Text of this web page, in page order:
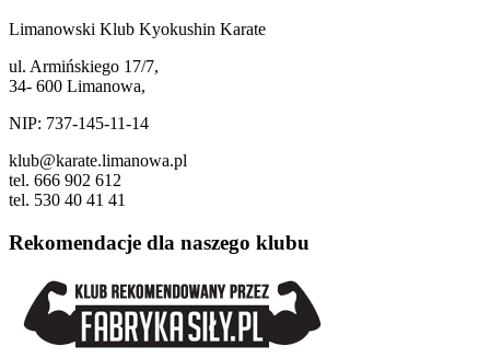
Limanowski Klub Kyokushin Karate
ul. Armińskiego 17/7,
34- 600 Limanowa,
NIP: 737-145-11-14
klub@karate.limanowa.pl
tel. 666 902 612
tel. 530 40 41 41
Rekomendacje dla naszego klubu